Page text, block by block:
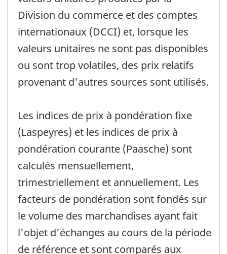
Division du commerce et des comptes
internationaux (DCCI) et, lorsque les
valeurs unitaires ne sont pas disponibles
ou sont trop volatiles, des prix relatifs
provenant d'autres sources sont utilisés.
Les indices de prix à pondération fixe
(Laspeyres) et les indices de prix à
pondération courante (Paasche) sont
calculés mensuellement,
trimestriellement et annuellement. Les
facteurs de pondération sont fondés sur
le volume des marchandises ayant fait
l'objet d'échanges au cours de la période
de référence et sont comparés aux